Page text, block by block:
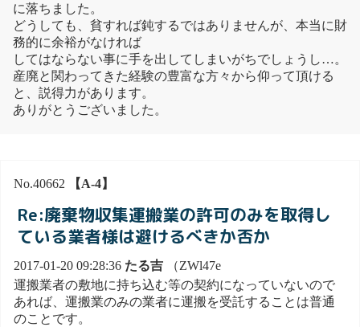
に落ちました。
どうしても、貧すれば鈍するではありませんが、本当に財
務的に余裕がなければ
してはならない事に手を出してしまいがちでしょうし…。
産廃と関わってきた経験の豊富な方々から仰って頂ける
と、説得力があります。
ありがとうございました。
No.40662 【A-4】
Re:廃棄物収集運搬業の許可のみを取得し
ている業者様は避けるべきか否か
2017-01-20 09:28:36 たる吉 （ZWl47e
運搬業者の敷地に持ち込む等の契約になっていないので
あれば、運搬業のみの業者に運搬を受託することは普通
のことです。